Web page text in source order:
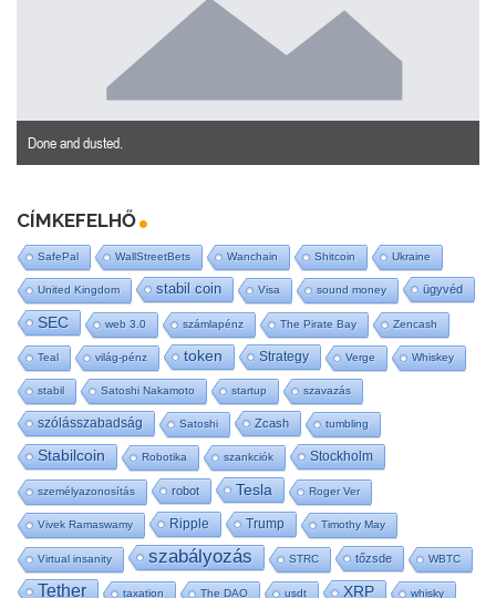
Done and dusted.
CÍMKEFELHŐ
SafePal WallStreetBets Wanchain Shitcoin Ukraine
United Kingdom stabil coin Visa sound money ügyvéd
SEC web 3.0 számlapénz The Pirate Bay Zencash
Teal világ-pénz token Strategy Verge Whiskey
stabil Satoshi Nakamoto startup szavazás
szólásszabadság Satoshi Zcash tumbling
Stabilcoin Robotika szankciók Stockholm
személyazonosítás robot Tesla Roger Ver
Vivek Ramaswamy Ripple Trump Timothy May
Virtual insanity szabályozás STRC tőzsde WBTC
Tether taxation The DAO usdt XRP whisky